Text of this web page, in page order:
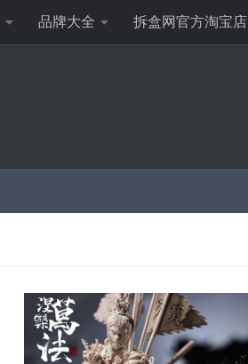
品牌大全 拆盒网官方淘宝店